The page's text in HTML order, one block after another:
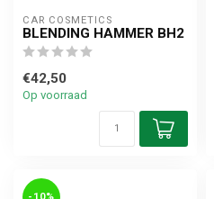
CAR COSMETICS
BLENDING HAMMER BH2
€42,50
Op voorraad